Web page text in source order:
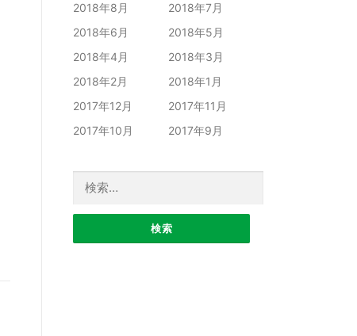
2018年8月
2018年7月
2018年6月
2018年5月
2018年4月
2018年3月
2018年2月
2018年1月
2017年12月
2017年11月
2017年10月
2017年9月
検索: